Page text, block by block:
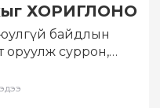
ХОРИГЛОНО
байдлын
оруулж суррон,